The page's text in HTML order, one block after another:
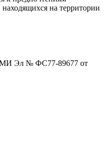
находящихся на территории
Эл № ФС77-89677 от